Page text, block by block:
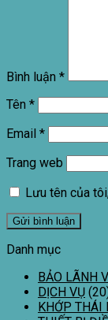
Bình luận *
Tên *
Email *
Trang web
Lưu tên của
Danh mục
BẢO LÃNH
DỊCH VỤ
KHỚP THÁI